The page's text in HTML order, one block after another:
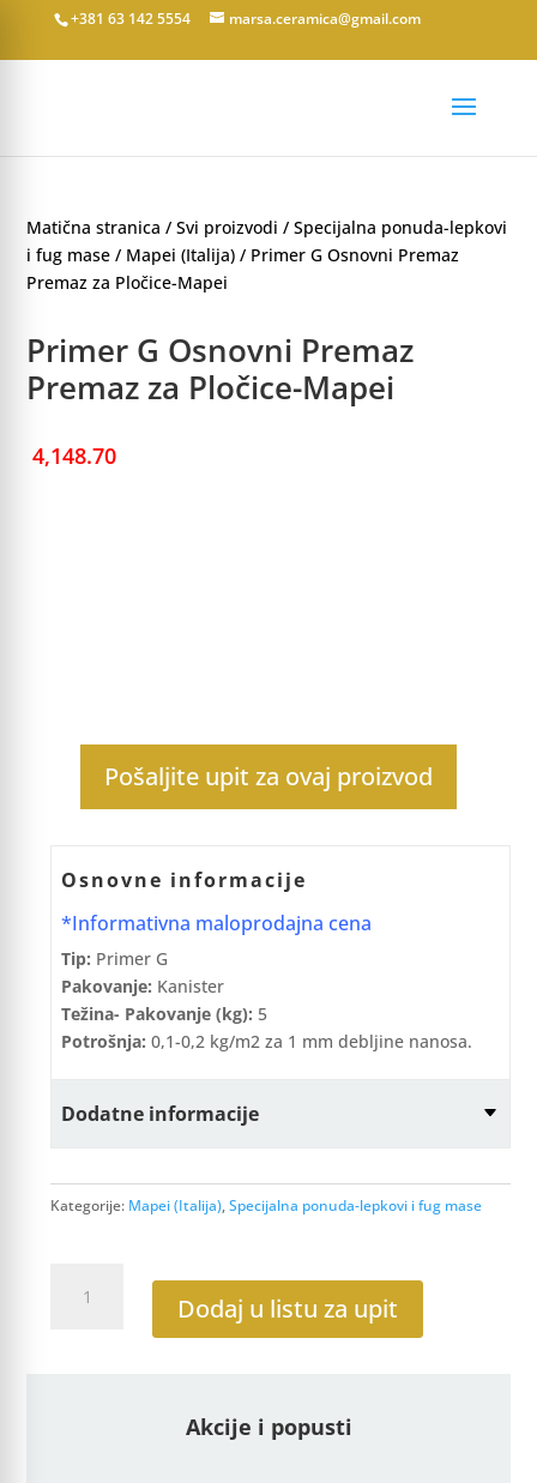
+381 63 142 5554 marsa.ceramica@gmail.com
Matična stranica /Svi proizvodi /Specijalna ponuda-lepkovi
i fug mase / Mapei (Italija) / Primer G Osnovni Premaz
Premaz za Pločice-Mapei
Primer G Osnovni Premaz
Premaz za Pločice-Mapei
4,148.70
Pošaljite upit za ovaj proizvod
Osnovne informacije
*Informativna maloprodajna cena
Tip: Primer G
Pakovanje: Kanister
Težina- Pakovanje (kg): 5
Potrošnja: 0,1-0,2 kg/m2 za 1 mm debljine nanosa.
Dodatne informacije
Kategorije: Mapei (Italija),Specijalna ponuda-lepkovi i fug mase
Dodaj u listu za upit
Akcije i popusti